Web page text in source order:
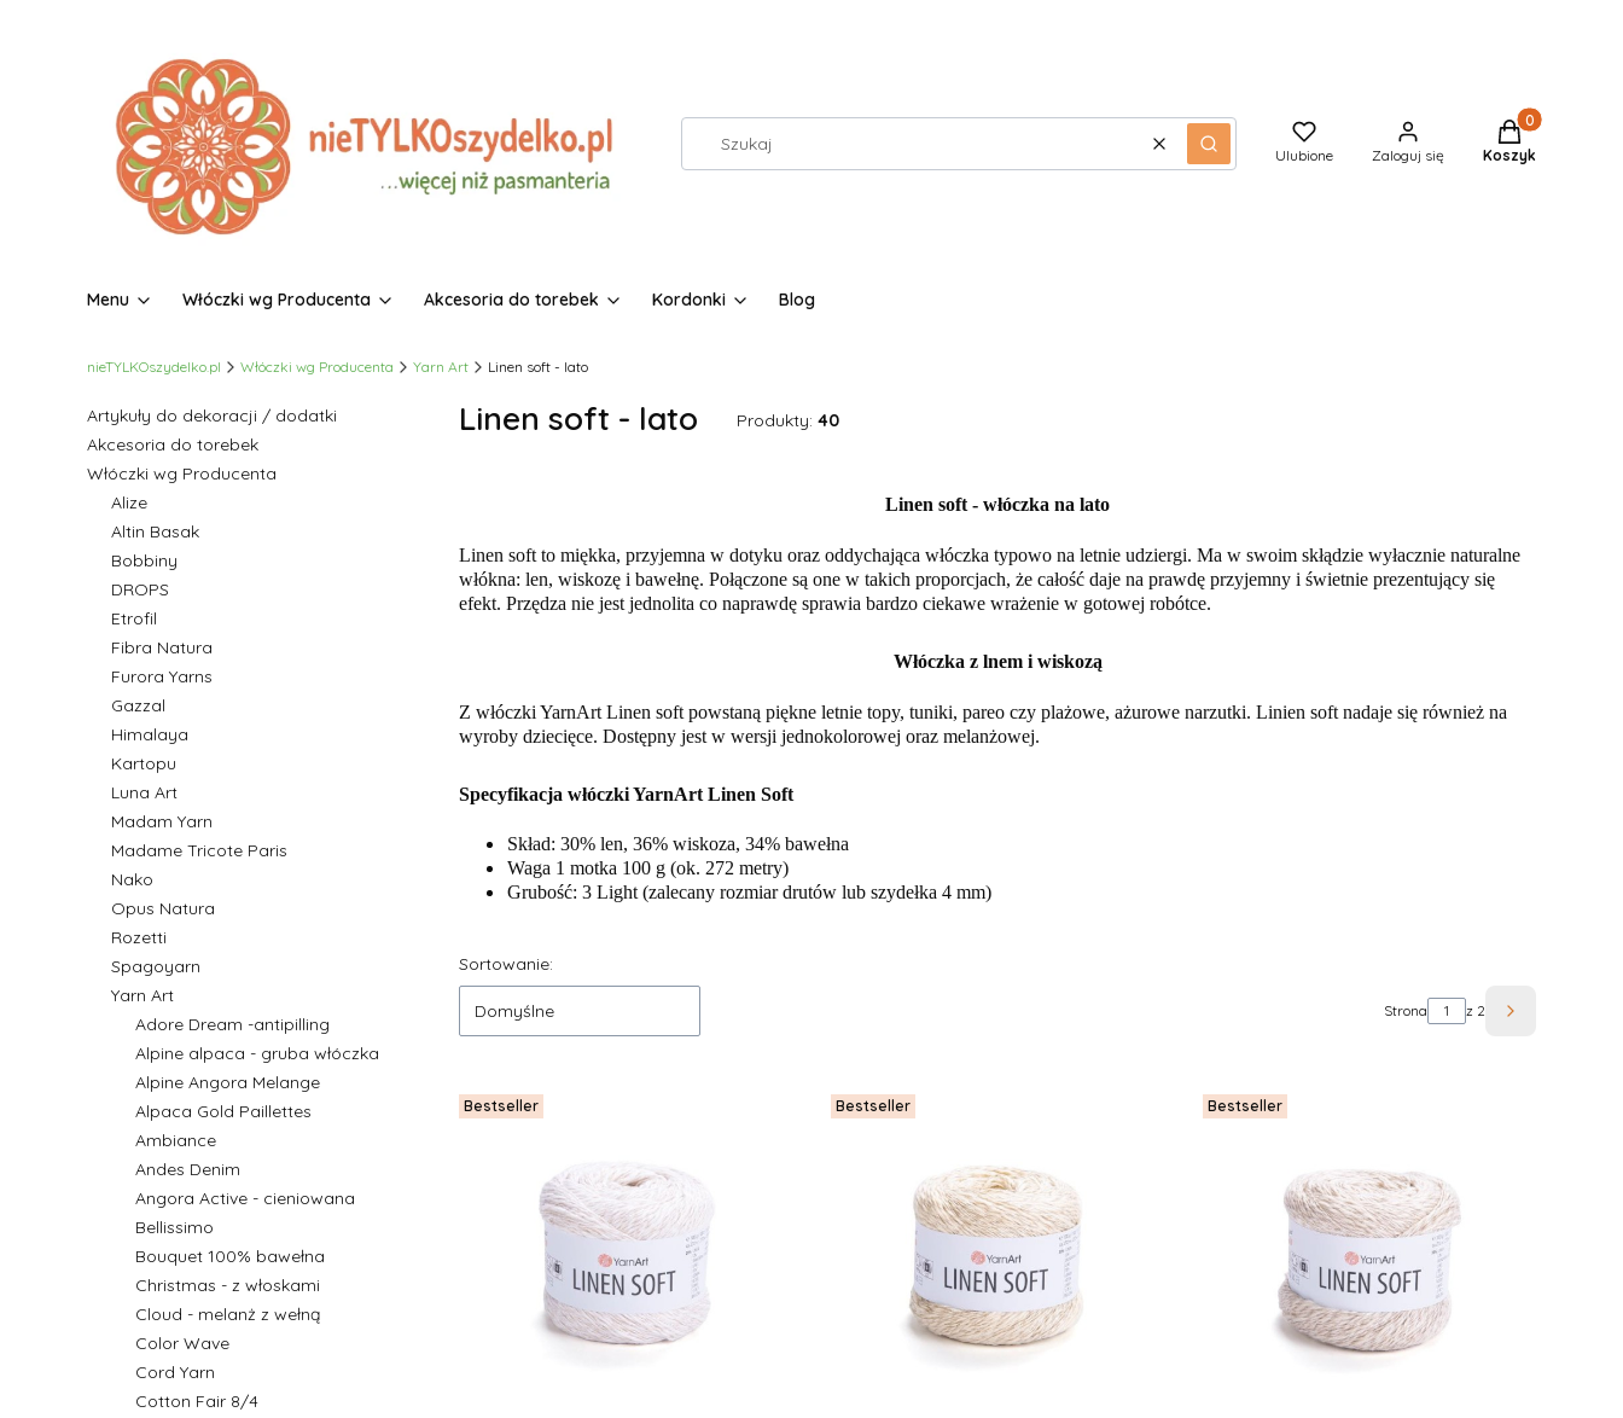
WyczyśćSzukaj Ulubione Zaloguj się
Produkty w
Koszyk
Menu Włóczki wg Producenta Akcesoria do torebek Kordonki Blog
nieTYLKOszydelko.pl Włóczki wg Producenta Yarn Art Linen soft - lato
Artykuły do dekoracji / dodatki
Akcesoria do torebek
Włóczki wg Producenta
Alize
Altin Basak
Bobbiny
DROPS
Etrofil
Fibra Natura
Furora Yarns
Gazzal
Himalaya
Kartopu
Luna Art
Madam Yarn
Madame Tricote Paris
Nako
Opus Natura
Rozetti
Spagoyarn
Yarn Art
Adore Dream -antipilling
Alpine alpaca - gruba włóczka
Alpine Angora Melange
Alpaca Gold Paillettes
Ambiance
Andes Denim
Angora Active - cieniowana
Bellissimo
Bouquet 100% bawełna
Christmas - z włoskami
Cloud - melanż z wełną
Color Wave
Cord Yarn
Cotton Fair 8/4
Linen soft - lato Produkty: 40
Linen soft - włóczka na lato
Linen soft to miękka, przyjemna w dotyku oraz oddychająca włóczka typowo na letnie udziergi. Ma w swoim skłądzie wyłacznie naturalne
włókna: len, wiskozę i bawełnę. Połączone są one w takich proporcjach, że całość daje na prawdę przyjemny i świetnie prezentujący się
efekt. Przędza nie jest jednolita co naprawdę sprawia bardzo ciekawe wrażenie w gotowej robótce.
Włóczka z lnem i wiskozą
Z włóczki YarnArt Linen soft powstaną piękne letnie topy, tuniki, pareo czy plażowe, ażurowe narzutki. Linien soft nadaje się również na
wyroby dziecięce. Dostępny jest w wersji jednokolorowej oraz melanżowej.
Specyfikacja włóczki YarnArt Linen Soft
Skład: 30% len, 36% wiskoza, 34% bawełna
Waga 1 motka 100 g (ok. 272 metry)
Grubość: 3 Light (zalecany rozmiar drutów lub szydełka 4 mm)
Lista produktów
Sortowanie:
Domyślne Strona z 2 Następne
Bestseller Bestseller Bestseller